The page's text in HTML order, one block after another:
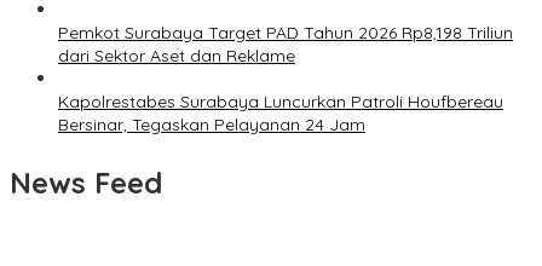
Pemkot Surabaya Target PAD Tahun 2026 Rp8,198 Triliun
dari Sektor Aset dan Reklame
Kapolrestabes Surabaya Luncurkan Patroli Houfbereau
Bersinar, Tegaskan Pelayanan 24 Jam
News Feed